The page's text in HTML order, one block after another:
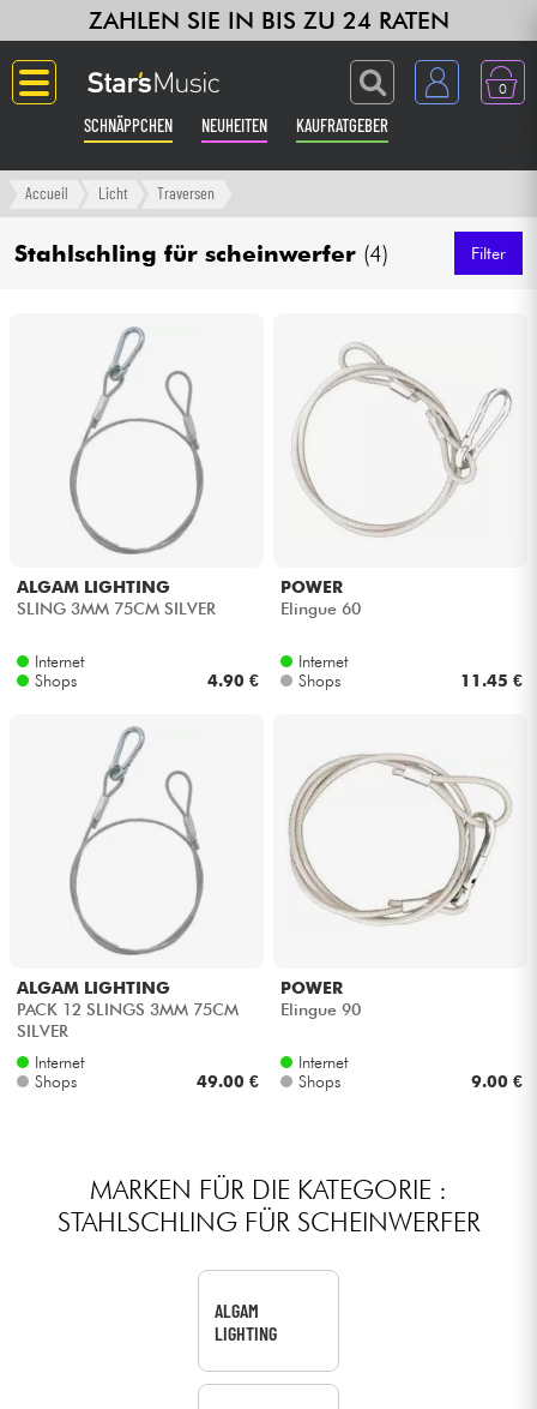
ZAHLEN SIE IN BIS ZU 24 RATEN
0
SCHNÄPPCHEN NEUHEITEN KAUFRATGEBER
Langue
Gitarre & Bass
Klaviere & Piano
Synths & samplers
Kopfhörer
Live-Sound
Licht
Blasinstrumente
Violinen & Quartett
HiFi
Sehen Sie sich unsere Marken an
Accueil Licht Traversen
Stahlschling für scheinwerfer (4) Filter
ALGAM LIGHTING
SLING 3MM 75CM SILVER
Internet
Shops
4.90 €
POWER
Elingue 60
Internet
Shops
11.45 €
ALGAM LIGHTING
PACK 12 SLINGS 3MM 75CM
SILVER
Internet
Shops
49.00 €
POWER
Elingue 90
Internet
Shops
9.00 €
MARKEN FÜR DIE KATEGORIE :
STAHLSCHLING FÜR SCHEINWERFER
ALGAM
LIGHTING